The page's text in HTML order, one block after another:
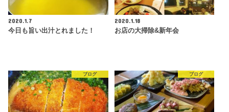
2020.1.7
今日も旨い出汁とれました！
2020.1.18
お店の大掃除&新年会
ブログ ブログ